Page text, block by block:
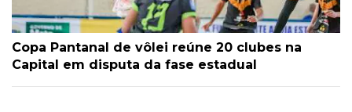
Copa Pantanal de vôlei reúne 20 clubes na
Capital em disputa da fase estadual